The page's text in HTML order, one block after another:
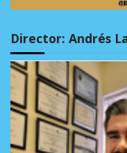
Director: Andrés